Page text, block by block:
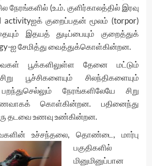
நேரங்களில் (உ.ம். குளிர்காலத்தில் இரவு
activityஐக் குறைப்பதன் மூலம் (torpor)
இதயத் துடிப்பையும் குறைத்துக்
ஐ சேமித்து வைத்துக்கொள்கின்றன.
பூக்களிலுள்ள தேனை மட்டும்
பூச்சிகளையும் சிலந்திகளையும்
நேரங்களிலேயே சிறு
கொள்கின்றன. பதினைந்து
தடவை உணவு உண்கின்றன.
உச்சந்தலை, தொண்டை, மார்பு
பகுதிகளில்
மினுமினுப்பான